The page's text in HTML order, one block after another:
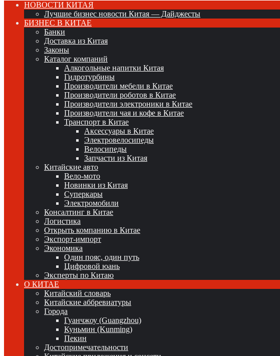
НОВОСТИ КИТАЯ
Лучшие бизнес новости Китая — Дайджесты
БИЗНЕС В КИТАЕ
Банки
Доставка из Китая
Законы
Каталог компаний
Алкогольные напитки Китая
Гидротурбины
Производители мебели в Китае
Производители роботов в Китае
Производители электроники в Китае
Производители чая и кофе в Китае
Транспорт в Китае
Аксессуары в Китае
Электровелосипеды
Велосипеды
Запчасти из Китая
Китайские авто
Вело-мото
Новинки из Китая
Суперкары
Электромобили
Консалтинг в Китае
Логистика
Открыть компанию в Китае
Экспорт-импорт
Экономика
Один пояс, один путь
Цифровой юань
Эксперты по Китаю
О КИТАЕ
Китайский словарь
Китайские аббревиатуры
Города
Гуанчжоу (Guangzhou)
Куньмин (Kunming)
Пекин
Достопримечательности